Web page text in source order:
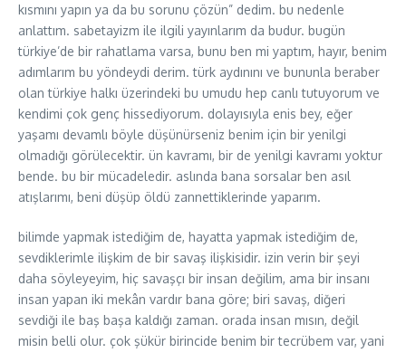
kısmını yapın ya da bu sorunu çözün” dedim. bu nedenle
anlattım. sabetayizm ile ilgili yayınlarım da budur. bugün
türkiye’de bir rahatlama varsa, bunu ben mi yaptım, hayır, benim
adımlarım bu yöndeydi derim. türk aydınını ve bununla beraber
olan türkiye halkı üzerindeki bu umudu hep canlı tutuyorum ve
kendimi çok genç hissediyorum. dolayısıyla enis bey, eğer
yaşamı devamlı böyle düşünürseniz benim için bir yenilgi
olmadığı görülecektir. ün kavramı, bir de yenilgi kavramı yoktur
bende. bu bir mücadeledir. aslında bana sorsalar ben asıl
atışlarımı, beni düşüp öldü zannettiklerinde yaparım.
bilimde yapmak istediğim de, hayatta yapmak istediğim de,
sevdiklerimle ilişkim de bir savaş ilişkisidir. izin verin bir şeyi
daha söyleyeyim, hiç savaşçı bir insan değilim, ama bir insanı
insan yapan iki mekân vardır bana göre; biri savaş, diğeri
sevdiği ile baş başa kaldığı zaman. orada insan mısın, değil
misin belli olur. çok şükür birincide benim bir tecrübem var, yani